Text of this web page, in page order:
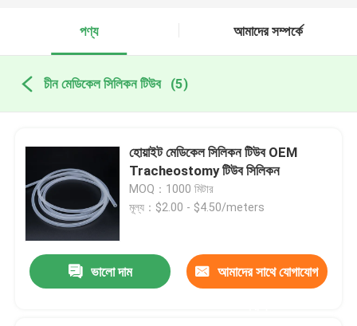
পণ্য
আমাদের সম্পর্কে
চীন মেডিকেল সিলিকন টিউব (5)
হোয়াইট মেডিকেল সিলিকন টিউব OEM
Tracheostomy টিউব সিলিকন
MOQ：1000 মিটার
মূল্য：$2.00 - $4.50/meters
ভালো দাম আমাদের সাথে যোগাযোগ